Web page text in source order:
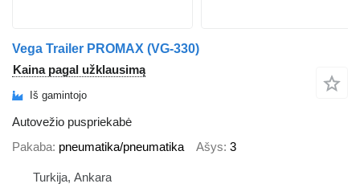
Vega Trailer PROMAX (VG-330)
Kaina pagal užklausimą
Iš gamintojo
Autovežio puspriekabė
Pakaba pneumatika/pneumatika Ašys 3
Turkija, Ankara